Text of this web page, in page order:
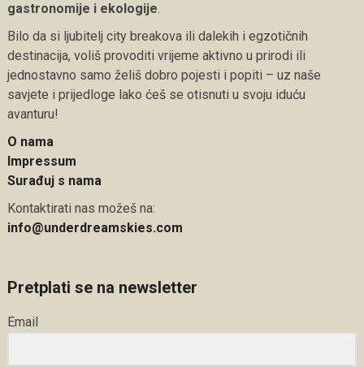
gastronomije i ekologije.
Bilo da si ljubitelj city breakova ili dalekih i egzotičnih
destinacija, voliš provoditi vrijeme aktivno u prirodi ili
jednostavno samo želiš dobro pojesti i popiti – uz naše
savjete i prijedloge lako ćeš se otisnuti u svoju iduću
avanturu!
O nama
Impressum
Surađuj s nama
Kontaktirati nas možeš na:
info@underdreamskies.com
Pretplati se na newsletter
Email